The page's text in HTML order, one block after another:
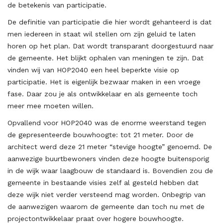
de betekenis van participatie.
De definitie van participatie die hier wordt gehanteerd is dat
men iedereen in staat wil stellen om zijn geluid te laten
horen op het plan. Dat wordt transparant doorgestuurd naar
de gemeente. Het blijkt ophalen van meningen te zijn. Dat
vinden wij van HOP2040 een heel beperkte visie op
participatie. Het is eigenlijk bezwaar maken in een vroege
fase. Daar zou je als ontwikkelaar en als gemeente toch
meer mee moeten willen.
Opvallend voor HOP2040 was de enorme weerstand tegen
de gepresenteerde bouwhoogte: tot 21 meter. Door de
architect werd deze 21 meter “stevige hoogte” genoemd. De
aanwezige buurtbewoners vinden deze hoogte buitensporig
in de wijk waar laagbouw de standaard is. Bovendien zou de
gemeente in bestaande visies zelf al gesteld hebben dat
deze wijk niet verder versteend mag worden. Onbegrip van
de aanwezigen waarom de gemeente dan toch nu met de
projectontwikkelaar praat over hogere bouwhoogte.